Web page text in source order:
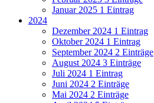
Januar 2025 1 Eintrag
2024
Dezember 2024 1 Eintrag
Oktober 2024 1 Eintrag
September 2024 2 Einträge
August 2024 3 Einträge
Juli 2024 1 Eintrag
Juni 2024 2 Einträge
Mai 2024 2 Einträge